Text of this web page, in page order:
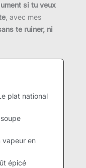
si tu veux
, avec mes
te ruiner, ni
plat national
vapeur en
épicé